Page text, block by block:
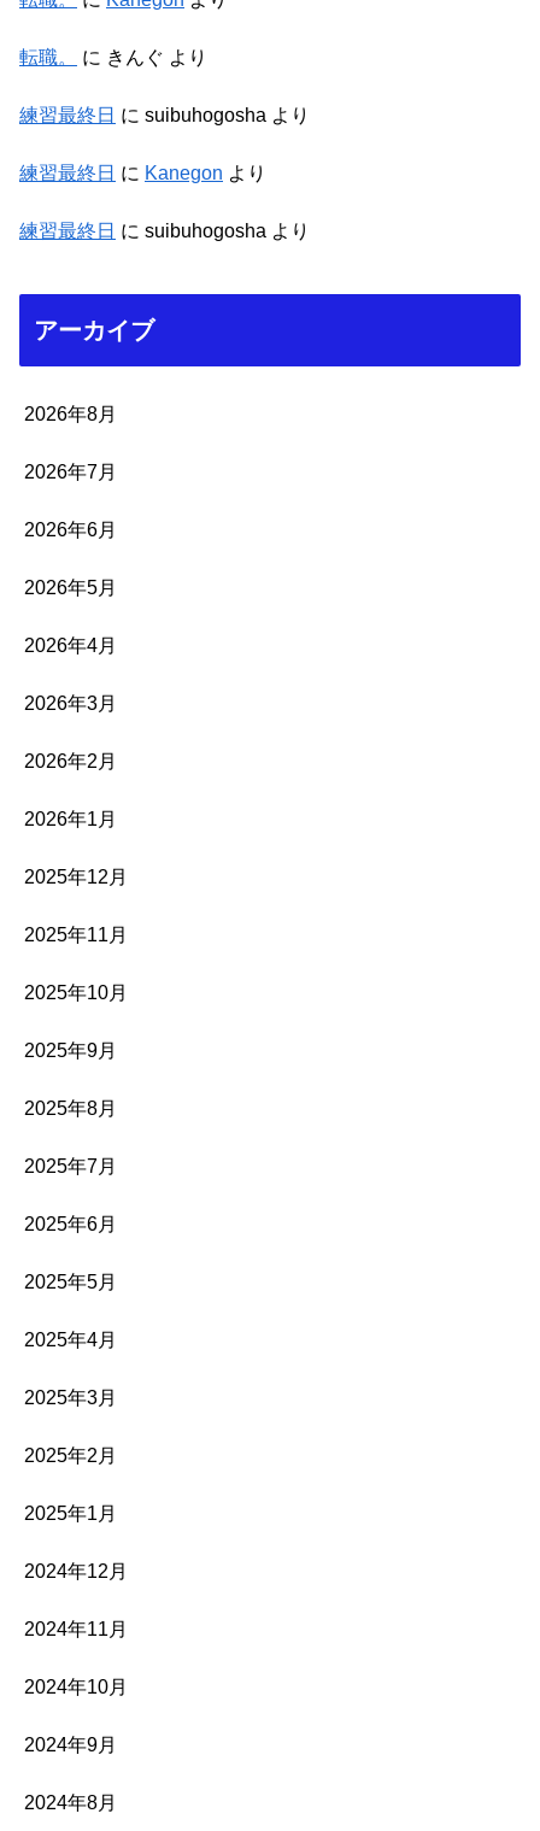
転職。 に きんぐ より
練習最終日 に suibuhogosha より
練習最終日 に Kanegon より
練習最終日 に suibuhogosha より
アーカイブ
2026年8月
2026年7月
2026年6月
2026年5月
2026年4月
2026年3月
2026年2月
2026年1月
2025年12月
2025年11月
2025年10月
2025年9月
2025年8月
2025年7月
2025年6月
2025年5月
2025年4月
2025年3月
2025年2月
2025年1月
2024年12月
2024年11月
2024年10月
2024年9月
2024年8月